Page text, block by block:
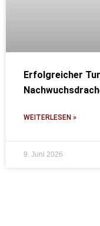
Erfolgreicher
WEITERLESEN »
9. Juni 2026